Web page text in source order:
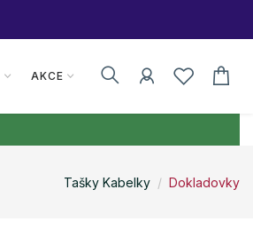
AKCE
Tašky Kabelky Dokladovky